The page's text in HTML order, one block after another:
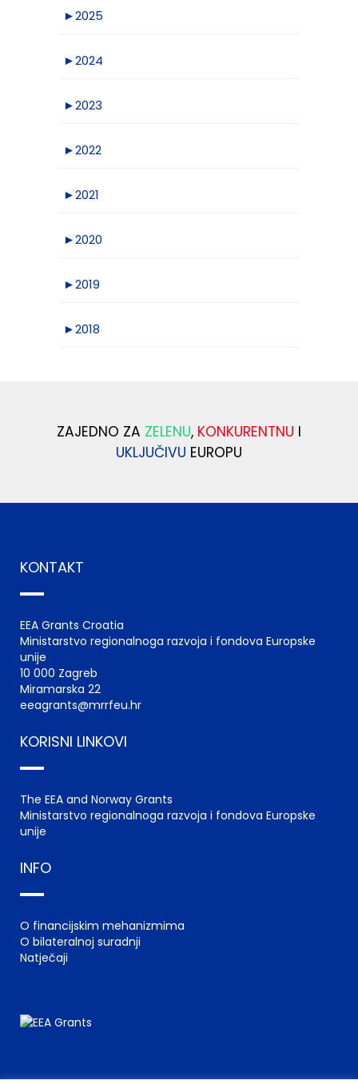
►2025
►2024
►2023
►2022
►2021
►2020
►2019
►2018
ZAJEDNO ZA ZELENU, KONKURENTNU I
UKLJUČIVU EUROPU
KONTAKT
EEA Grants Croatia
Ministarstvo regionalnoga razvoja i fondova Europske
unije
10 000 Zagreb
Miramarska 22
eeagrants@mrrfeu.hr
KORISNI LINKOVI
The EEA and Norway Grants
Ministarstvo regionalnoga razvoja i fondova Europske
unije
INFO
O financijskim mehanizmima
O bilateralnoj suradnji
Natječaji